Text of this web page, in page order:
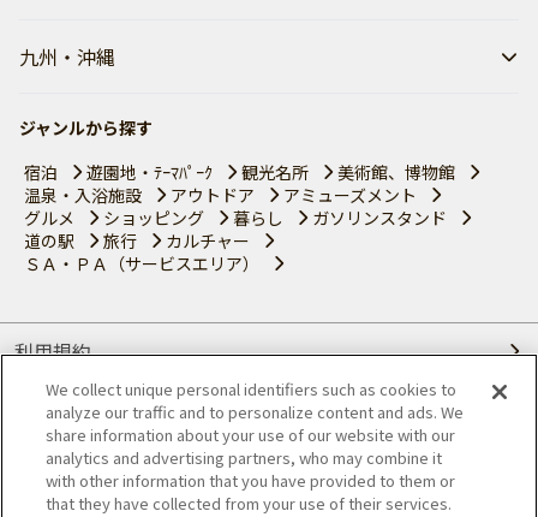
九州・沖縄
ジャンルから探す
宿泊
遊園地・ﾃｰﾏﾊﾟｰｸ 観光名所
美術館、博物館
温泉・入浴施設
アウトドア
アミューズメント
グルメ
ショッピング 暮らし
ガソリンスタンド
道の駅
旅行
カルチャー
ＳＡ・ＰＡ（サービスエリア）
利用規約
個人情報の取り扱いについて
会員優待サービスの提携をご検討の方へ
We collect unique personal identifiers such as cookies to
analyze our traffic and to personalize content and ads. We
share information about your use of our website with our
analytics and advertising partners, who may combine it
with other information that you have provided to them or
that they have collected from your use of their services.